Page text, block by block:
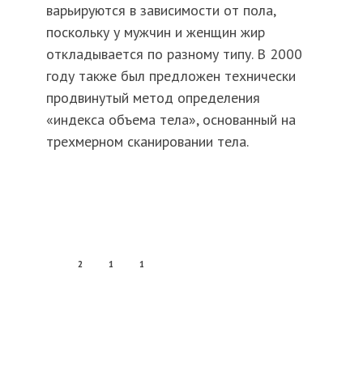
варьируются в зависимости от пола,
поскольку у мужчин и женщин жир
откладывается по разному типу. В 2000
году также был предложен технически
продвинутый метод определения
«индекса объема тела», основанный на
трехмерном сканировании тела.
2 1 1